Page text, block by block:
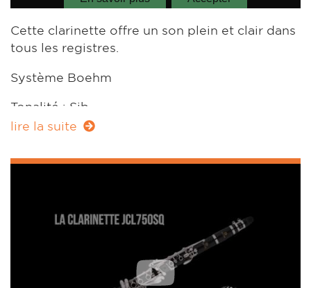
Cette clarinette offre un son plein et clair dans
tous les registres.
Système Boehm
Tonalité : Sib
17 clés, 6 anneaux
Corps : bois de grenadille avec tenons
Mécaniques : maillechort argenté
lire la suite